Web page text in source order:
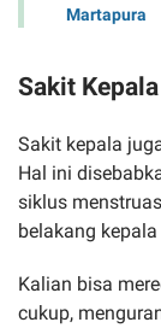
Martapura
Sakit Kepala
Sakit kepala
Hal ini
siklus
belakang
Kalian bisa
cukup,